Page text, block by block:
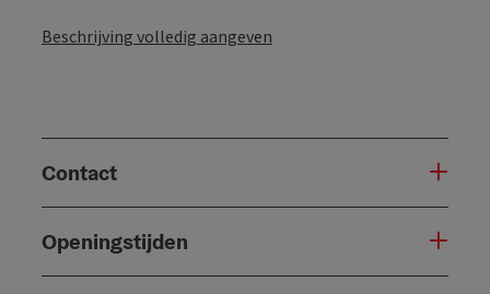
Beschrijving volledig aangeven
Contact
Openingstijden